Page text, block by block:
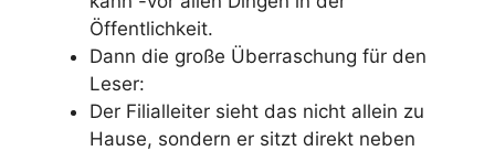
Öffentlichkeit.
Dann die große Überraschung für den
Leser:
Der Filialleiter sieht das nicht allein zu
Hause, sondern er sitzt direkt neben